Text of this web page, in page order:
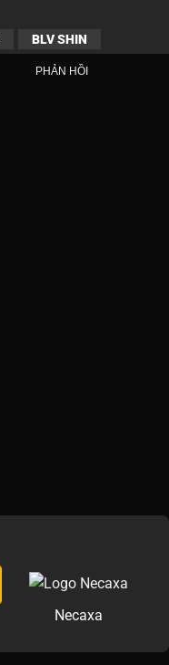
BLV SHIN
PHẢN HỒI
Necaxa